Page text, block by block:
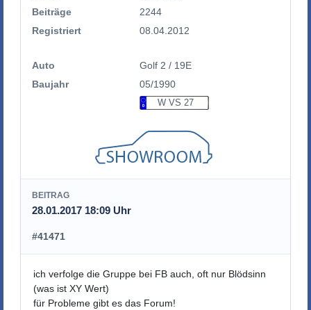
Beiträge
2244
Registriert
08.04.2012
Auto
Golf 2 / 19E
Baujahr
05/1990
W VS 27
BEITRAG
28.01.2017 18:09 Uhr
#41471
ich verfolge die Gruppe bei FB auch, oft nur Blödsinn
(was ist XY Wert)
für Probleme gibt es das Forum!